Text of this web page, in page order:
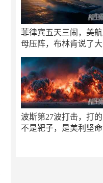
菲律宾五天三闹，美航
母压阵，布林肯说了大
波斯第27波打击，打的
不是靶子，是美利坚命